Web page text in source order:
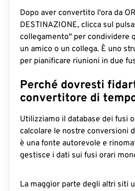
Dopo aver convertito l'ora da
DESTINAZIONE, clicca sul
collegamento" per condividere
un amico o un collega. È uno
per pianificare riunioni in due
Perché dovresti
convertitore di
Utilizziamo il database dei fusi
calcolare le nostre conversioni
è una fonte autorevole e
gestisce i dati sui fusi orari
La maggior parte degli altri siti